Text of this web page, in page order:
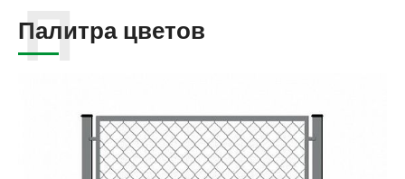
Палитра цветов